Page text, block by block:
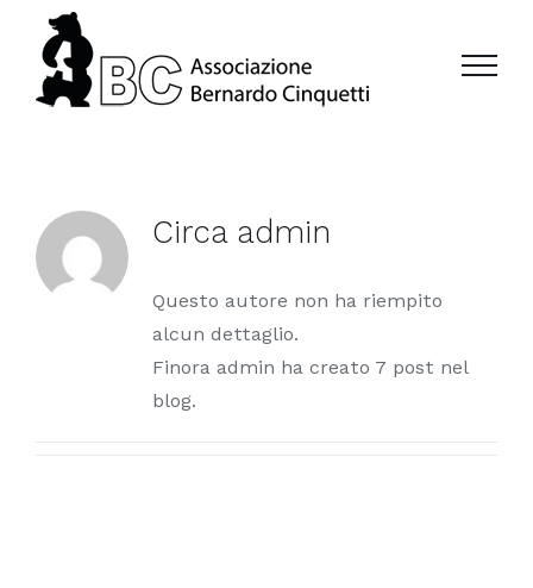
contenuto
Circa admin
Questo autore non ha riempito
alcun dettaglio.
Finora admin ha creato 7 post nel
blog.